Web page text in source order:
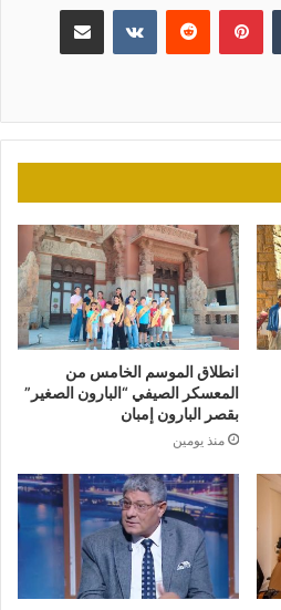
بينتيريست مشاركة عبر البريد
انطلاق الموسم الخامس من
المعسكر الصيفي “البارون الصغير”
بقصر البارون إمبان
منذ يومين